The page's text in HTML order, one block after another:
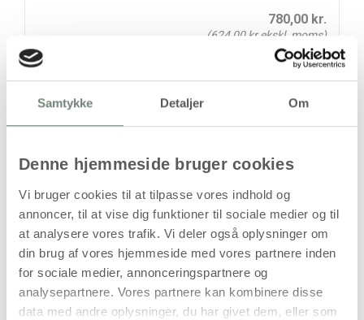
Samtykke Detaljer Om
Denne hjemmeside bruger cookies
Vi bruger cookies til at tilpasse vores indhold og
annoncer, til at vise dig funktioner til sociale medier og til
at analysere vores trafik. Vi deler også oplysninger om
din brug af vores hjemmeside med vores partnere inden
for sociale medier, annonceringspartnere og
analysepartnere. Vores partnere kan kombinere disse
data med andre oplysninger, du har givet dem, eller som
780,00 kr.
(624,00kr.ekskl. moms)
Leveringsomkostninger
På lager
Levering: 1-3 hverdage
Handelsbetingelser